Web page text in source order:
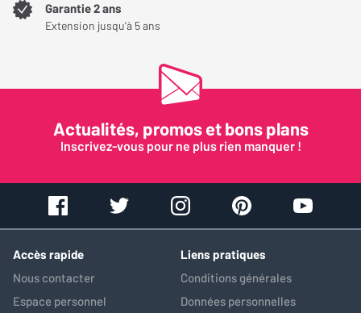
serrage qui font office de support de maintien de l'
encastrable. Après avoir installé le baffle, vous avez la possibilité
même couleur que votre revêtement mural. De cette manière,
vous n'allez pas ruiner votre décoration intérieure. A titre de
précision, la cloison où vous allez mettre l'enceinte doit avoir une
épaisseur maximum de 50 mm.
Garantie 2 ans
Extension jusqu'à 5 ans
Actualités, promos et bons plans
Inscrivez-vous pour ne plus rien manquer !
Accès rapide
Nous contacter
Espace personnel
Liens pratiques
Conditions générales
Données personnelles